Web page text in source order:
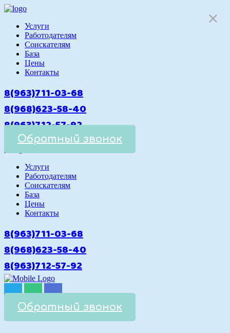
Услуги
Работодателям
Cоискателям
База
Цены
Контакты
8(963)711-03-68
8(968)623-58-40
8(963)712-57-92
Обратный звонок
Услуги
Работодателям
Cоискателям
База
Цены
Контакты
8(963)711-03-68
8(968)623-58-40
8(963)712-57-92
Обратный звонок